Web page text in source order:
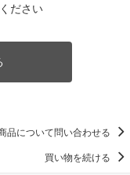
ださい
品について問い合わせる
買い物を続ける